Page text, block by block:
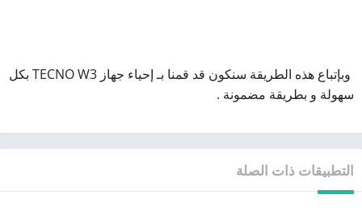
وبإتباع هذه الطريقة سنكون قد قمنا بـ إحياء جهاز TECNO W3 بكل
سهولة و بطريقة مضمونة .
التطبيقات ذات الصلة